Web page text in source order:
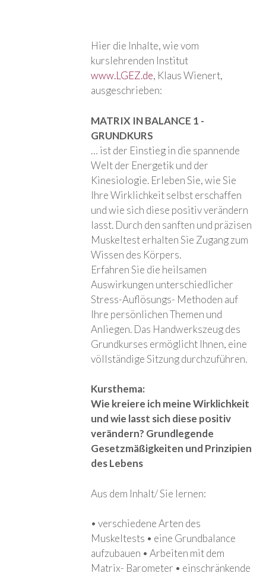
Hier die Inhalte, wie vom
kurslehrenden Institut
www.LGEZ.de, Klaus Wienert,
ausgeschrieben:
MATRIX IN BALANCE 1 -
GRUNDKURS
… ist der Einstieg in die spannende
Welt der Energetik und der
Kinesiologie. Erleben Sie, wie Sie
Ihre Wirklichkeit selbst erschaffen
und wie sich diese positiv verändern
lasst. Durch den sanften und präzisen
Muskeltest erhalten Sie Zugang zum
Wissen des Körpers.
Erfahren Sie die heilsamen
Auswirkungen unterschiedlicher
Stress-Auflösungs- Methoden auf
Ihre persönlichen Themen und
Anliegen. Das Handwerkszeug des
Grundkurses ermöglicht Ihnen, eine
völlständige Sitzung durchzuführen.
Kursthema:
Wie kreiere ich meine Wirklichkeit
und wie lasst sich diese positiv
verändern? Grundlegende
Gesetzmäßigkeiten und Prinzipien
des Lebens
Aus dem Inhalt/ Sie lernen:
• verschiedene Arten des
Muskeltests • eine Grundbalance
aufzubauen • Arbeiten mit dem
Matrix- Barometer • einschränkende